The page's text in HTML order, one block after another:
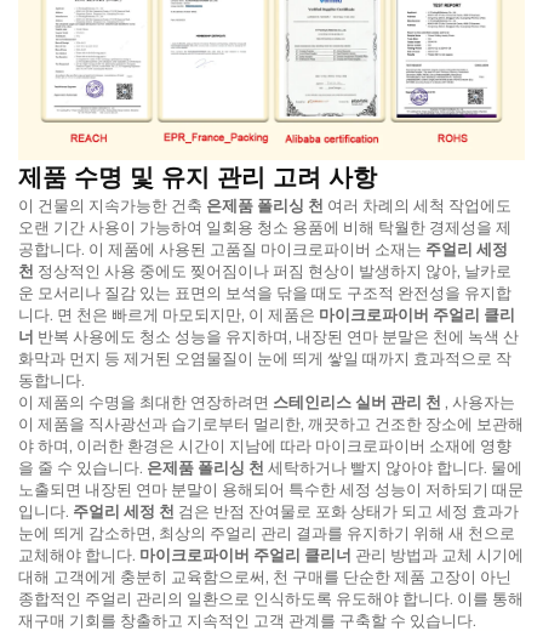
제품 수명 및 유지 관리 고려 사항
이 건물의 지속가능한 건축 은제품 폴리싱 천 여러 차례의 세척 작업에도
오랜 기간 사용이 가능하여 일회용 청소 용품에 비해 탁월한 경제성을 제
공합니다. 이 제품에 사용된 고품질 마이크로파이버 소재는 주얼리 세정
천 정상적인 사용 중에도 찢어짐이나 퍼짐 현상이 발생하지 않아, 날카로
운 모서리나 질감 있는 표면의 보석을 닦을 때도 구조적 완전성을 유지합
니다. 면 천은 빠르게 마모되지만, 이 제품은 마이크로파이버 주얼리 클리
너 반복 사용에도 청소 성능을 유지하며, 내장된 연마 분말은 천에 녹색 산
화막과 먼지 등 제거된 오염물질이 눈에 띄게 쌓일 때까지 효과적으로 작
동합니다.
이 제품의 수명을 최대한 연장하려면 스테인리스 실버 관리 천 , 사용자는
이 제품을 직사광선과 습기로부터 멀리한, 깨끗하고 건조한 장소에 보관해
야 하며, 이러한 환경은 시간이 지남에 따라 마이크로파이버 소재에 영향
을 줄 수 있습니다. 은제품 폴리싱 천 세탁하거나 빨지 않아야 합니다. 물에
노출되면 내장된 연마 분말이 용해되어 특수한 세정 성능이 저하되기 때문
입니다. 주얼리 세정 천 검은 반점 잔여물로 포화 상태가 되고 세정 효과가
눈에 띄게 감소하면, 최상의 주얼리 관리 결과를 유지하기 위해 새 천으로
교체해야 합니다. 마이크로파이버 주얼리 클리너 관리 방법과 교체 시기에
대해 고객에게 충분히 교육함으로써, 천 구매를 단순한 제품 고장이 아닌
종합적인 주얼리 관리의 일환으로 인식하도록 유도해야 합니다. 이를 통해
재구매 기회를 창출하고 지속적인 고객 관계를 구축할 수 있습니다.